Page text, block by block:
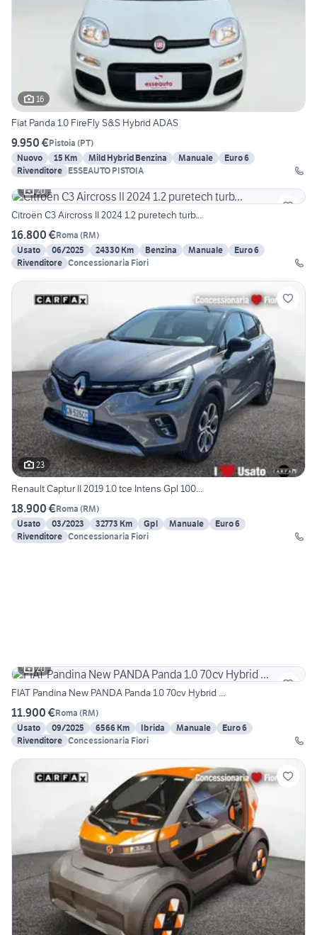
16
Fiat Panda 1.0 FireFly S&S Hybrid ADAS
9.950 €Pistoia (PT)
Nuovo
15 Km Mild Hybrid Benzina Manuale
Euro 6
Rivenditore ESSEAUTO PISTOIA
20
Citroën C3 Aircross II 2024 1.2 puretech turb...
16.800 €Roma (RM)
Usato
06/2025 24330 Km Benzina Manuale
Euro 6
Rivenditore Concessionaria Fiori
23
Renault Captur II 2019 1.0 tce Intens Gpl 100...
18.900 €Roma (RM)
Usato
03/2023 32773 Km Gpl Manuale
Euro 6
Rivenditore Concessionaria Fiori
20
FIAT Pandina New PANDA Panda 1.0 70cv Hybrid ...
11.900 €Roma (RM)
Usato
09/2025 6566 Km Ibrida Manuale
Euro 6
Rivenditore Concessionaria Fiori